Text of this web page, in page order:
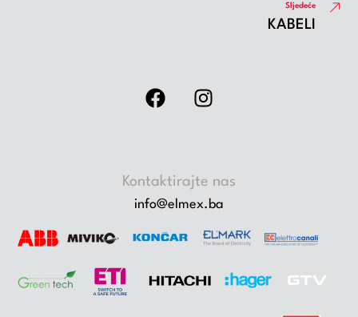
Sljedeće
KABELI
Kontaktirajte nas
info@elmex.ba